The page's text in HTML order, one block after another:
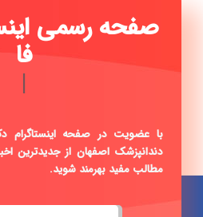
صفحه
با عضویت در صفحه اینستاگرام
دندانپزشک اصفهان از جدیدترین
صفحه اینستاگرام دکتر